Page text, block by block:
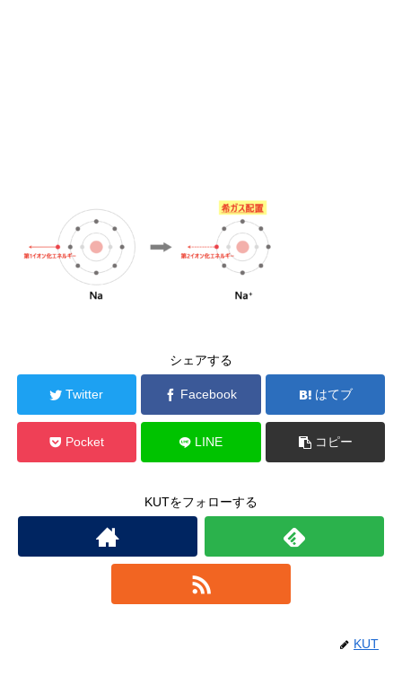
シェアする
Twitter Facebook はてブ
Pocket LINE コピー
KUTをフォローする
KUT